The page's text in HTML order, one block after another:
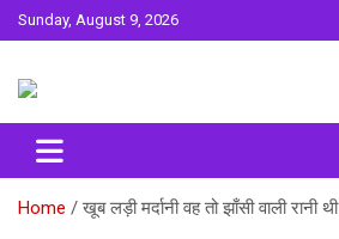
Skip
to
Sunday, August 9, 2026
Surta
Home खूब लड़ी मर्दानी वह तो झाँसी वाली रानी थी